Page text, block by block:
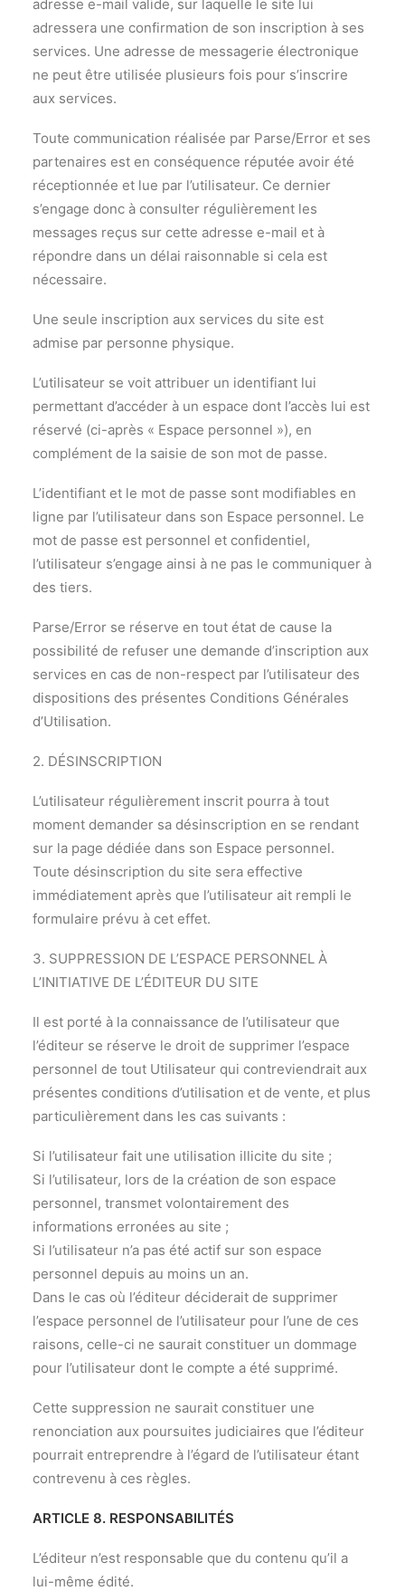
adresse e-mail valide, sur laquelle le site lui
adressera une confirmation de son inscription à ses
services. Une adresse de messagerie électronique
ne peut être utilisée plusieurs fois pour s’inscrire
aux services.
Toute communication réalisée par Parse/Error et ses
partenaires est en conséquence réputée avoir été
réceptionnée et lue par l’utilisateur. Ce dernier
s’engage donc à consulter régulièrement les
messages reçus sur cette adresse e-mail et à
répondre dans un délai raisonnable si cela est
nécessaire.
Une seule inscription aux services du site est
admise par personne physique.
L’utilisateur se voit attribuer un identifiant lui
permettant d’accéder à un espace dont l’accès lui est
réservé (ci-après « Espace personnel »), en
complément de la saisie de son mot de passe.
L’identifiant et le mot de passe sont modifiables en
ligne par l’utilisateur dans son Espace personnel. Le
mot de passe est personnel et confidentiel,
l’utilisateur s’engage ainsi à ne pas le communiquer à
des tiers.
Parse/Error se réserve en tout état de cause la
possibilité de refuser une demande d’inscription aux
services en cas de non-respect par l’utilisateur des
dispositions des présentes Conditions Générales
d’Utilisation.
2. DÉSINSCRIPTION
L’utilisateur régulièrement inscrit pourra à tout
moment demander sa désinscription en se rendant
sur la page dédiée dans son Espace personnel.
Toute désinscription du site sera effective
immédiatement après que l’utilisateur ait rempli le
formulaire prévu à cet effet.
3. SUPPRESSION DE L’ESPACE PERSONNEL À
L’INITIATIVE DE L’ÉDITEUR DU SITE
Il est porté à la connaissance de l’utilisateur que
l’éditeur se réserve le droit de supprimer l’espace
personnel de tout Utilisateur qui contreviendrait aux
présentes conditions d’utilisation et de vente, et plus
particulièrement dans les cas suivants :
Si l’utilisateur fait une utilisation illicite du site ;
Si l’utilisateur, lors de la création de son espace
personnel, transmet volontairement des
informations erronées au site ;
Si l’utilisateur n’a pas été actif sur son espace
personnel depuis au moins un an.
Dans le cas où l’éditeur déciderait de supprimer
l’espace personnel de l’utilisateur pour l’une de ces
raisons, celle-ci ne saurait constituer un dommage
pour l’utilisateur dont le compte a été supprimé.
Cette suppression ne saurait constituer une
renonciation aux poursuites judiciaires que l’éditeur
pourrait entreprendre à l’égard de l’utilisateur étant
contrevenu à ces règles.
ARTICLE 8. RESPONSABILITÉS
L’éditeur n’est responsable que du contenu qu’il a
lui-même édité.